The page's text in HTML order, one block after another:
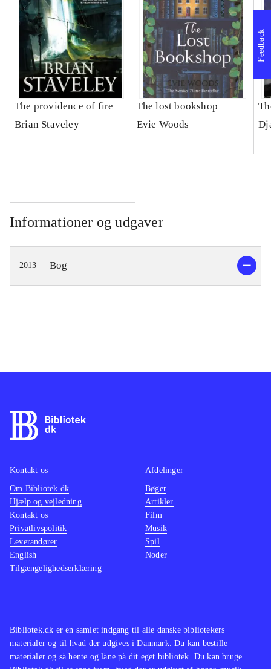
The providence of fire
Brian Staveley
The lost bookshop
Evie Woods
Informationer og udgaver
2013 Bog
Feedback
Bibliotek.dk er en samlet indgang til alle danske bibliotekers
materialer og til hvad der udgives i Danmark. Du kan bestille
materialer og så hente og låne på dit eget bibliotek. Du kan bruge
Kontakt os
Om Bibliotek.dk
Hjælp og vejledning
Kontakt os
Privatlivspolitik
Leverandører
English
Tilgængelighedserklæring
Afdelinger
Bøger
Artikler
Film
Musik
Spil
Noder